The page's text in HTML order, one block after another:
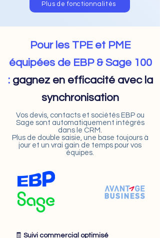
Plus de fonctionnalités
Pour les TPE et PME
équipées de EBP & Sage 100
: gagnez en efficacité avec la
synchronisation
Vos devis, contacts et sociétés EBP ou
Sage sont automatiquement intégrés
dans le CRM.
Plus de double saisie, une base toujours à
jour et un vrai gain de temps pour vos
équipes.
🧾 Suivi commercial optimisé